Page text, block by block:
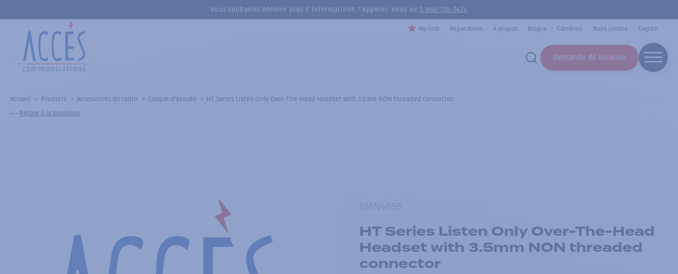
Vous souhaitez obtenir plus d’informations ? Appelez-nous au 1-866-735-2424
Ma liste Réparations À propos Blogue Carrières Nous joindre English
Demande de location
Accueil Produits Accessoires de radio Casque d'écoute
HT Series Listen Only Over-The-Head Headset with 3.5mm NON threaded connector
Retour à la boutique
HT Series Listen Only Over-The-Head
Headset with 3.5mm NON threaded
connector